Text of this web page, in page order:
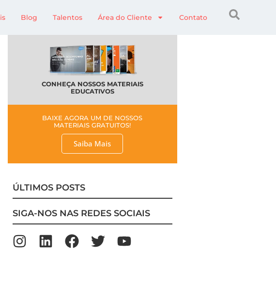
Blog Talentos Área do Cliente Contato
CONHEÇA NOSSOS MATERIAIS
EDUCATIVOS
BAIXE AGORA UM DE NOSSOS
MATERIAIS GRATUITOS!
Saiba Mais
ÚLTIMOS POSTS
SIGA-NOS NAS REDES SOCIAIS